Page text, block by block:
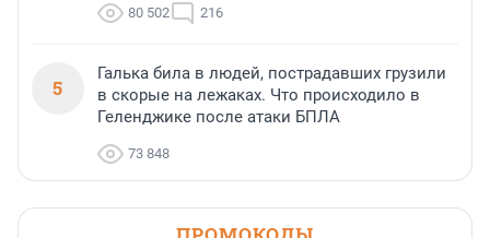
80 502 216
5
Галька била в людей, пострадавших грузили
в скорые на лежаках. Что происходило в
Геленджике после атаки БПЛА
73 848